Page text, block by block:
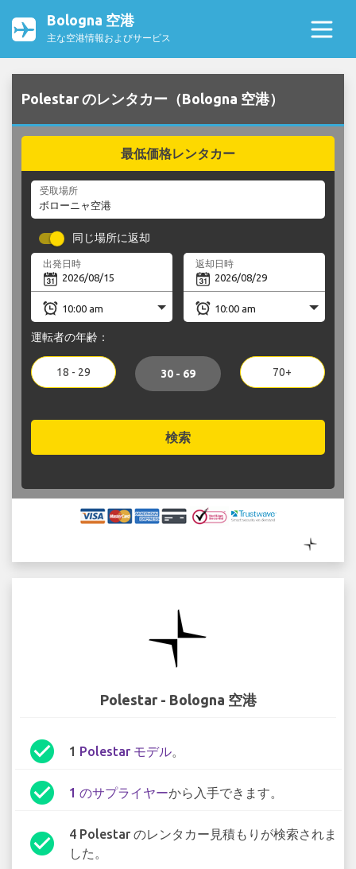
Bologna 空港
主な空港情報およびサービス
Polestar のレンタカー（Bologna 空港）
最低価格レンタカー
受取場所
同じ場所に返却
出発日時 返却日時
運転者の年齢：
18 - 29 30 - 69 70+
検索
Polestar - Bologna 空港
check_circle 1 Polestar モデル。
check_circle 1 のサプライヤーから入手できます。
check_circle
4 Polestar のレンタカー見積もりが検索されま
した。